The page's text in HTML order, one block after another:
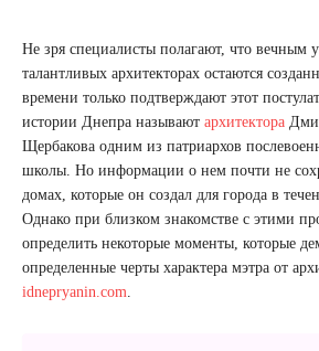
Не зря специалисты полагают, что вечным
талантливых архитекторах остаются
времени только подтверждают этот
истории Днепра называют архитектора
Щербакова одним из патриархов
школы. Но информации о нем почти не
домах, которые он создал для города в
Однако при близком знакомстве с этими
определить некоторые моменты, которые
определенные черты характера мэтра от
idnepryanin.com